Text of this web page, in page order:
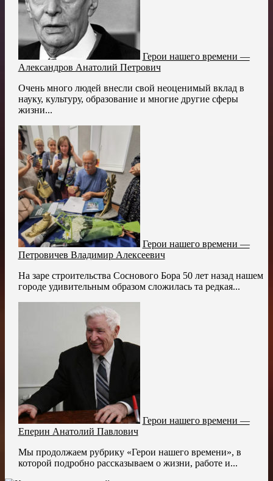
Герои нашего времени —
Александров Анатолий Петрович
Очень много людей внесли свой неоценимый вклад в
науку, культуру, образование и многие другие сферы
жизни...
Герои нашего времени —
Петровичев Владимир Алексеевич
На заре строительства Соснового Бора 50 лет назад нашем
городе удивительным образом сложилась та редкая...
Герои нашего времени —
Еперин Анатолий Павлович
Мы продолжаем рубрику «Герои нашего времени», в
которой подробно рассказываем о жизни, работе и...